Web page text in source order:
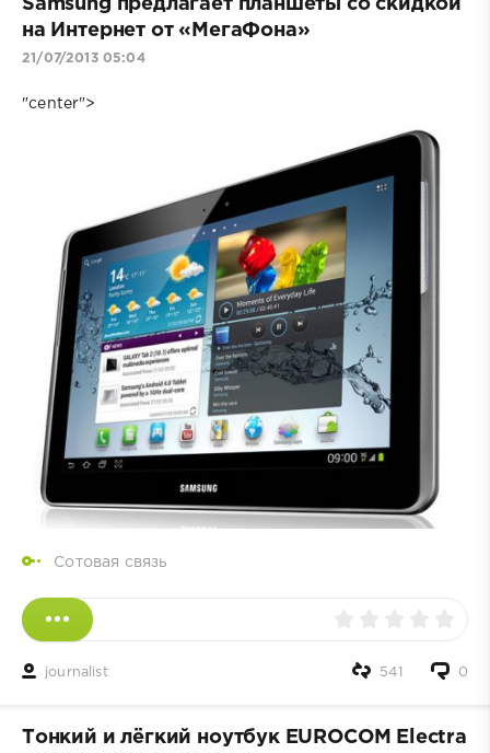
Samsung предлагает планшеты со скидкой
на Интернет от «МегаФона»
21/07/2013 05:04
"center">
Сотовая связь
journalist 0
541
Тонкий и лёгкий ноутбук EUROCOM Electra